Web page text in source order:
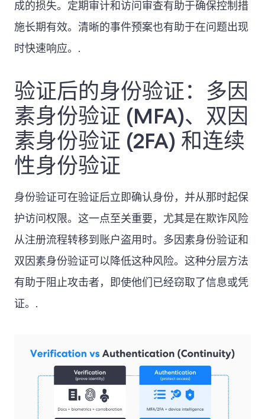
成的损失。定期审计和访问审查有助于确保控制措
施长期有效。清晰的事件预案也有助于在问题出现
时快速响应。.
验证后的身份验证：多因
素身份验证 (MFA)、双因
素身份验证 (2FA) 和连续
性身份验证
身份验证可在验证后立即确认身份，并从那时起保
护访问权限。这一点至关重要，尤其是在欺诈风险
从注册流程转移到账户盗用时。多因素身份验证和
双因素身份验证可以降低这种风险。这种分层方法
有助于阻止攻击者，即使他们已经窃取了信息或凭
证。.